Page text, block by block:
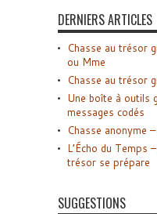
DERNIERS ARTICLES
Chasse au trésor
ou Mme
Chasse au trésor
Une boîte à outils
messages codés
Chasse anonyme
L’Écho du Temps
trésor se prépare
SUGGESTIONS